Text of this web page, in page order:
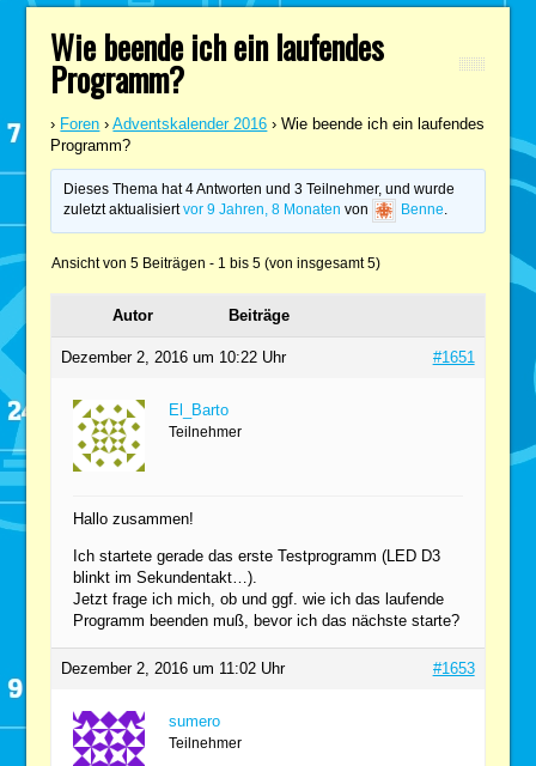
Wie beende ich ein laufendes
Programm?
› Foren › Adventskalender 2016 › Wie beende ich ein laufendes
Programm?
Dieses Thema hat 4 Antworten und 3 Teilnehmer, und wurde
zuletzt aktualisiertvor 9 Jahren, 8 Monaten von Benne.
Ansicht von 5 Beiträgen - 1 bis 5 (von insgesamt 5)
Autor Beiträge
Dezember 2, 2016 um 10:22 Uhr #1651
El_Barto
Teilnehmer
Hallo zusammen!
Ich startete gerade das erste Testprogramm (LED D3
blinkt im Sekundentakt…).
Jetzt frage ich mich, ob und ggf. wie ich das laufende
Programm beenden muß, bevor ich das nächste starte?
Dezember 2, 2016 um 11:02 Uhr #1653
sumero
Teilnehmer